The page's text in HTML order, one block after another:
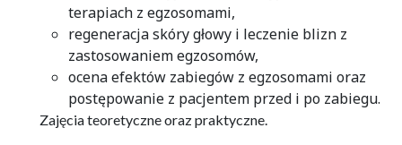
terapiach z egzosomami,
regeneracja skóry głowy i leczenie blizn z
zastosowaniem egzosomów,
ocena efektów zabiegów z egzosomami oraz
postępowanie z pacjentem przed i po zabiegu.
Zajęcia teoretyczne oraz praktyczne.